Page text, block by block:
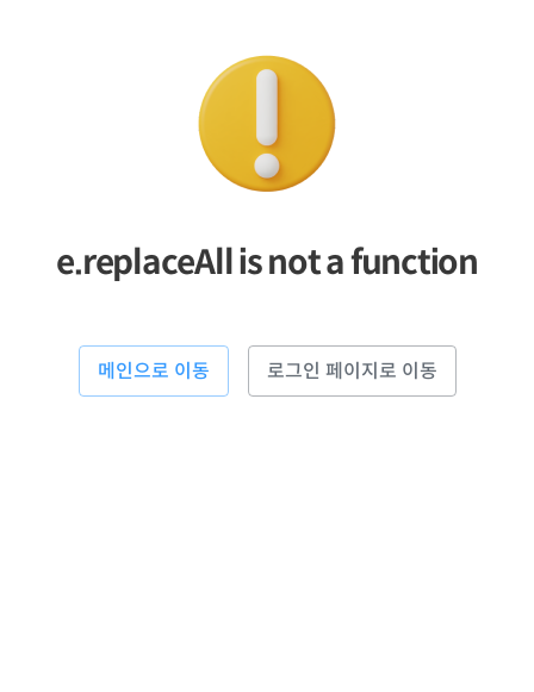
e.replaceAll is not a function
메인으로 이동 로그인 페이지로 이동